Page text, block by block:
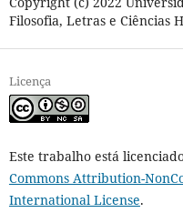
Filosofia, Letras e Ciências
Licença
Este trabalho está
Commons Attribution-
International License.